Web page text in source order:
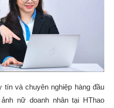
tín và chuyên nghiệp hàng đầu
nữ doanh nhân tại HThao